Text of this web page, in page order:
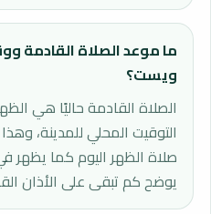
ما موعد الصلاة القادمة
ويست؟
التوقيت المحلي للمدينة،
صلاة الظهر اليوم كما يظهر
يوضح كم تبقى على الأذان